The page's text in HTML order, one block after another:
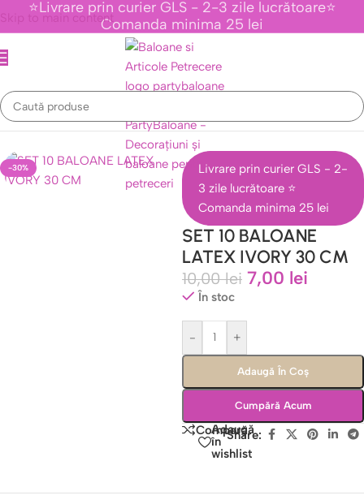
Skip to main content
⭐Livrare prin curier GLS - 2-3 zile lucrătoare⭐
Comanda minima 25 lei
Prima pagină/Baloane Latex/Baloane latex 30 cm
-30%
Livrare prin curier GLS - 2-
3 zile lucrătoare ⭐
Comanda minima 25 lei
SET 10 BALOANE
LATEX IVORY 30 CM
10,00lei 7,00 lei
În stoc
- +
Adaugă În Coș
Cumpără Acum
Compară
Adaugă
în
wishlist
Share: